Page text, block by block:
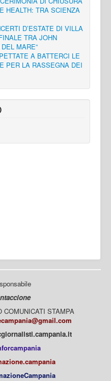
HEALTH: TRA SCIENZA
D’ESTATE DI VILLA
TRA JOHN
MARE”
A BATTERCI LE
PER LA RASSEGNA DEI
COMUNICATI STAMPA